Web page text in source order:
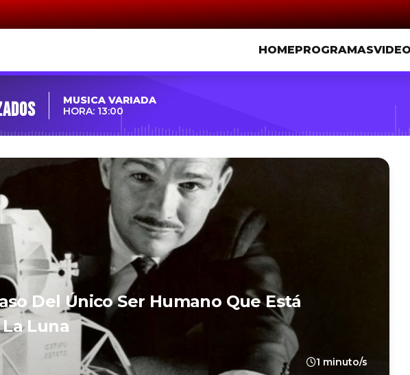
HOMEPROGRAMAS
MUSICA VARIADA
HORA: 13:00
Del Único Ser Humano Que Está
Luna
1 minuto/s